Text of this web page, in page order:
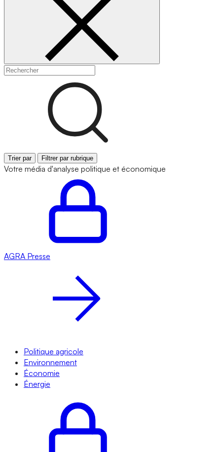
Trier par Filtrer par rubrique
Votre média d'analyse politique et économique
AGRA Presse
Politique agricole
Environnement
Économie
Énergie